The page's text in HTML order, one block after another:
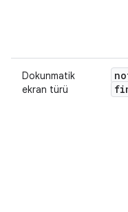
Dokunmatik
ekran türü